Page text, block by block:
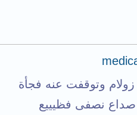
زولام وتوقفت عنه فجأة
صداع نصفى فظيييع